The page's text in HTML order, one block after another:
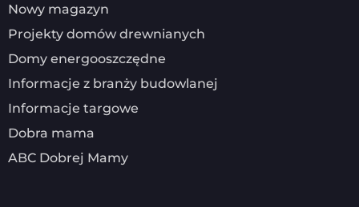
Nowy magazyn
Projekty domów drewnianych
Domy energooszczędne
Informacje z branży budowlanej
Informacje targowe
Dobra mama
ABC Dobrej Mamy